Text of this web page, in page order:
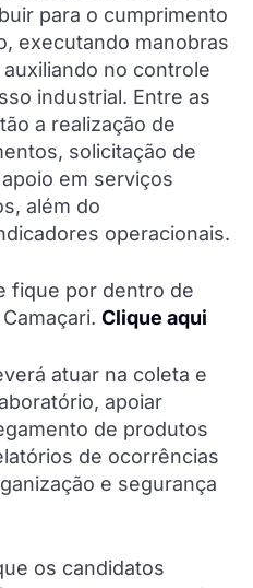
para o cumprimento
executando manobras
no controle
industrial. Entre as
a realização de
solicitação de
em serviços
além do
operacionais.
fique por dentro de
Clique aqui
atuar na coleta e
apoiar
de produtos
de ocorrências
e segurança
os candidatos